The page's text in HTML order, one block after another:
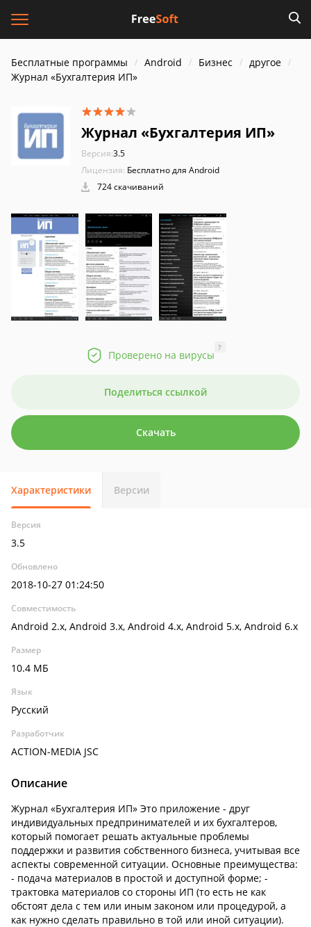
Бесплатные программы Android Бизнес
другое
Журнал «Бухгалтерия ИП»
Журнал «Бухгалтерия ИП»
Версия:3.5
Лицензия: Бесплатно для Android
724 скачиваний
Проверено на вирусы
?
Поделиться ссылкой
Скачать
Характеристики Версии
Версия
3.5
Обновлено
2018-10-27 01:24:50
Совместимость
Android 2.x, Android 3.x, Android 4.x, Android 5.x, Android 6.x
Размер
10.4 МБ
Язык
Русский
Разработчик
ACTION-MEDIA JSC
Описание
Журнал «Бухгалтерия ИП» Это приложение - друг
индивидуальных предпринимателей и их бухгалтеров,
который помогает решать актуальные проблемы
поддержки и развития собственного бизнеса, учитывая все
аспекты современной ситуации. Основные преимущества:
- подача материалов в простой и доступной форме; -
трактовка материалов со стороны ИП (то есть не как
обстоят дела с тем или иным законом или процедурой, а
как нужно сделать правильно в той или иной ситуации).